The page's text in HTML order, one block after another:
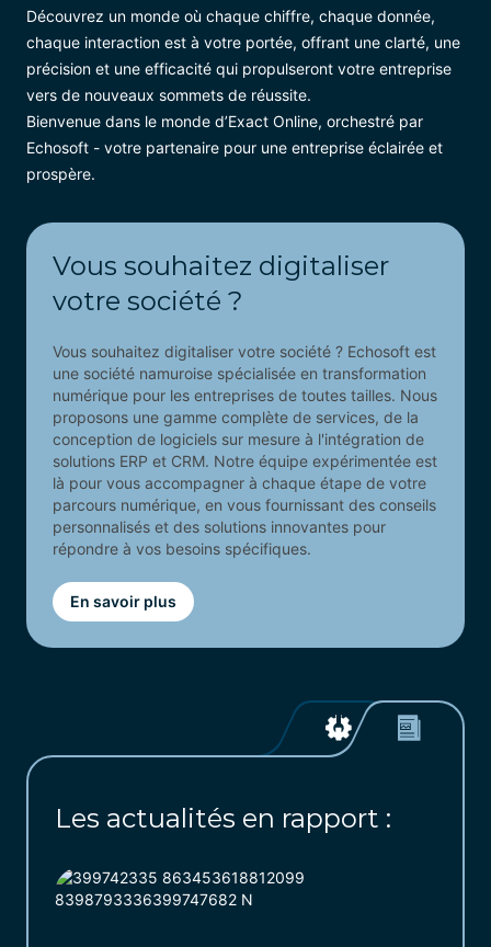
Découvrez un monde où chaque chiffre, chaque donnée,
chaque interaction est à votre portée, offrant une clarté, une
précision et une efficacité qui propulseront votre entreprise
vers de nouveaux sommets de réussite.
Bienvenue dans le monde d’Exact Online, orchestré par
Echosoft - votre partenaire pour une entreprise éclairée et
prospère.
Vous souhaitez digitaliser
votre société ?
Vous souhaitez digitaliser votre société ? Echosoft est
une société namuroise spécialisée en transformation
numérique pour les entreprises de toutes tailles. Nous
proposons une gamme complète de services, de la
conception de logiciels sur mesure à l'intégration de
solutions ERP et CRM. Notre équipe expérimentée est
là pour vous accompagner à chaque étape de votre
parcours numérique, en vous fournissant des conseils
personnalisés et des solutions innovantes pour
répondre à vos besoins spécifiques.
En savoir plus
Les actualités en rapport :